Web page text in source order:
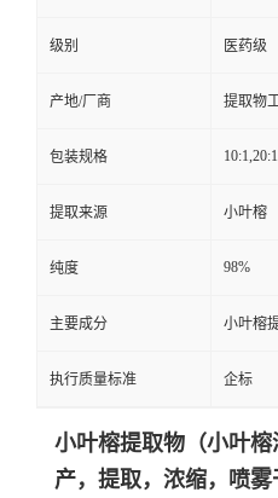
级别 医药级
产地/厂商 提取物
包装规格 10:1,20:1
提取来源 小叶榕
纯度 98%
主要成分 小叶榕
执行质量标准 企标
小叶榕提取物（小叶榕
产，提取，浓缩，喷雾